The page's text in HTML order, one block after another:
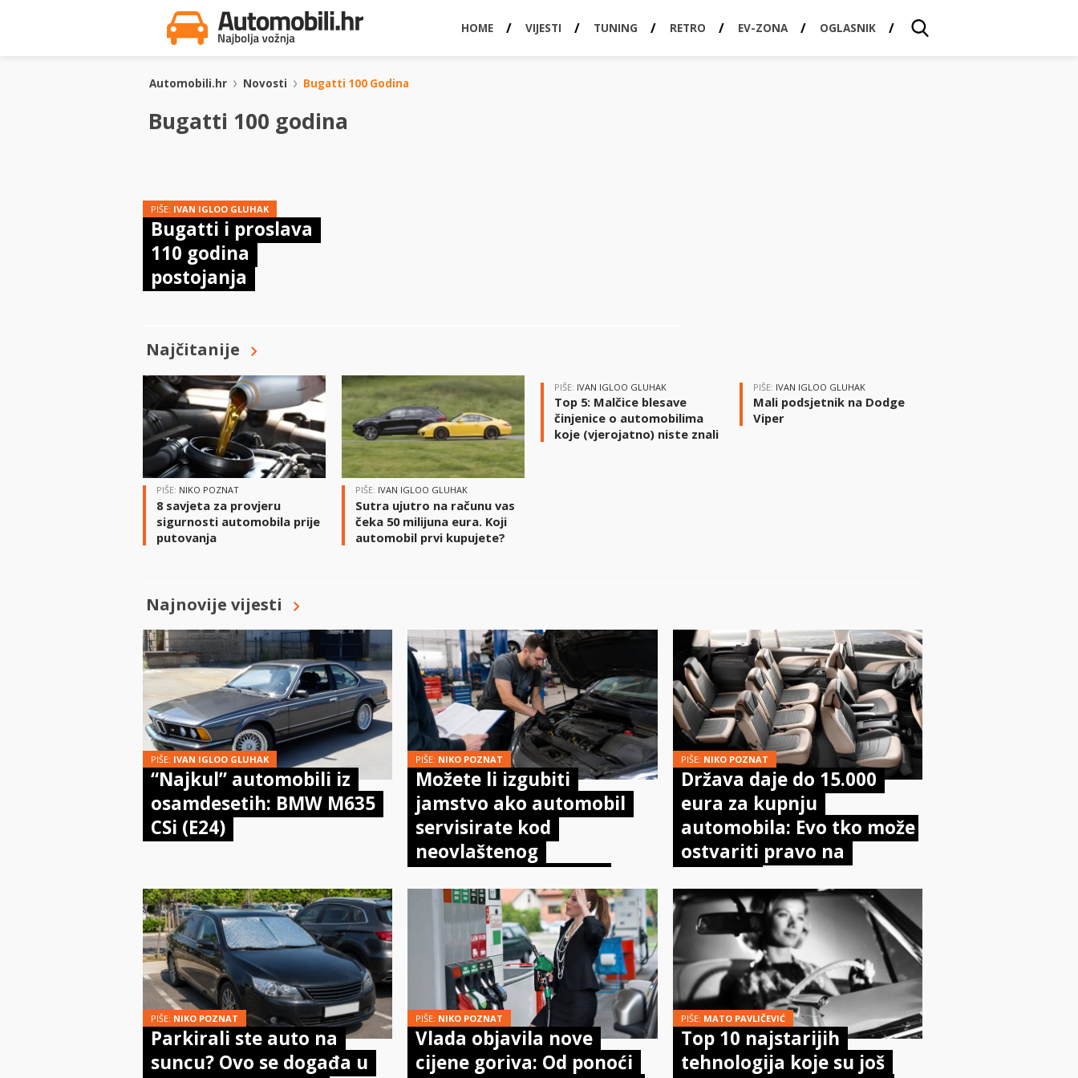
HOME VIJESTI TUNING RETRO EV-ZONA OGLASNIK
Automobili.hr Novosti Bugatti 100 Godina
Bugatti 100 godina
PIŠE: IVAN IGLOO GLUHAK
Bugatti i proslava
110 godina
postojanja
Najčitanije
PIŠE: NIKO POZNAT
8 savjeta za provjeru
sigurnosti automobila prije
putovanja
PIŠE: IVAN IGLOO GLUHAK
Sutra ujutro na računu vas
čeka 50 milijuna eura. Koji
automobil prvi kupujete?
PIŠE: IVAN IGLOO GLUHAK
Top 5: Malčice blesave
činjenice o automobilima
koje (vjerojatno) niste znali
PIŠE: IVAN IGLOO GLUHAK
Mali podsjetnik na Dodge
Viper
Najnovije vijesti
PIŠE: IVAN IGLOO GLUHAK
“Najkul” automobili iz
osamdesetih: BMW M635
CSi (E24)
PIŠE: NIKO POZNAT
Možete li izgubiti
jamstvo ako automobil
servisirate kod
neovlaštenog
doista kaže zakon
PIŠE: NIKO POZNAT
Država daje do 15.000
eura za kupnju
automobila: Evo tko može
ostvariti pravo na
PIŠE: NIKO POZNAT
Parkirali ste auto na
suncu? Ovo se događa u
PIŠE: NIKO POZNAT
Vlada objavila nove
cijene goriva: Od ponoći
PIŠE: MATO PAVLIČEVIĆ
Top 10 najstarijih
tehnologija koje su još